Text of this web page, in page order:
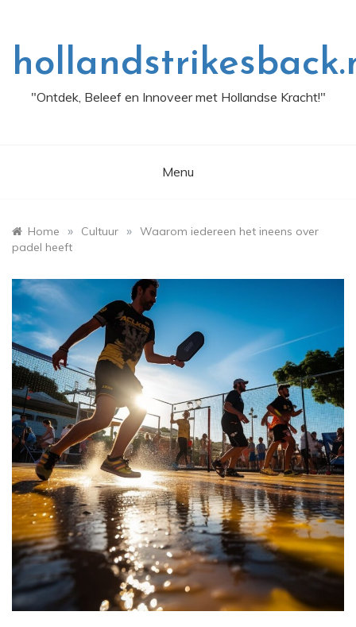
"Ontdek, Beleef en Innoveer met Hollandse Kracht!"
Menu
Home » Cultuur » Waarom iedereen het ineens over
padel heeft